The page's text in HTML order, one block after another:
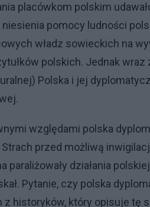
placówkom polskim
pomocy ludności
władz sowieckich na
polskich. Jednak
Polska i jej
względami polska
przed możliwą
działania
Pytanie, czy polska
historyków, który opisuje tę